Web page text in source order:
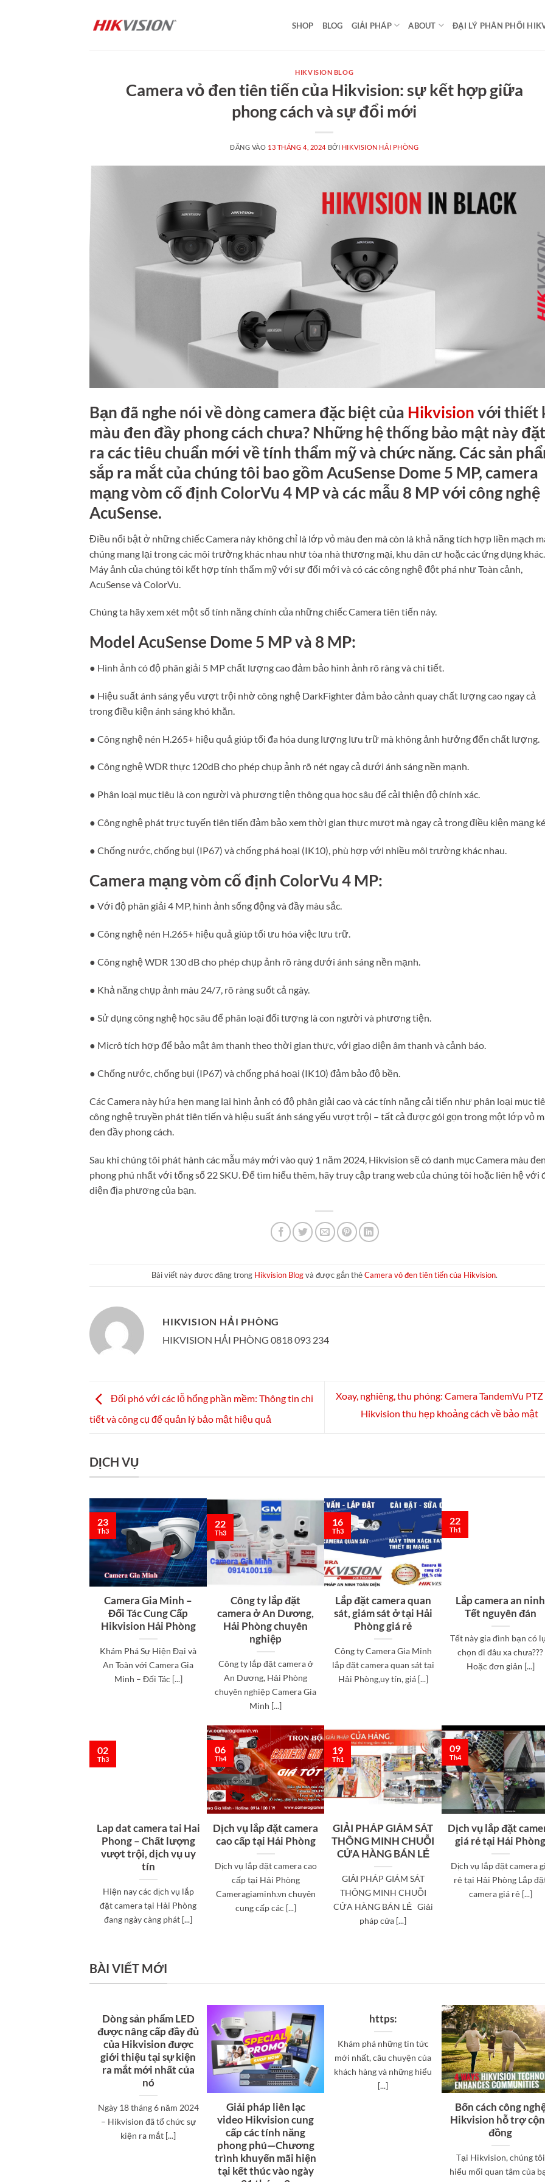
SHOP BLOG GIẢI PHÁP ABOUT ĐẠI LÝ PHÂN PHỐI
HIKVISION BLOG
Camera vỏ đen tiên tiến của Hikvision: sự kết hợp giữa
phong cách và sự đổi mới
ĐĂNG VÀO 13 THÁNG 4, 2024 BỞI HIKVISION HẢI PHÒNG
Bạn đã nghe nói về dòng camera đặc biệt của Hikvision với thiết
màu đen đầy phong cách chưa? Những hệ thống bảo mật này đặt
ra các tiêu chuẩn mới về tính thẩm mỹ và chức năng. Các sản
sắp ra mắt của chúng tôi bao gồm AcuSense Dome 5 MP, camera
mạng vòm cố định ColorVu 4 MP và các mẫu 8 MP với công nghệ
AcuSense.
Điều nổi bật ở những chiếc Camera này không chỉ là lớp vỏ màu đen mà còn là khả năng tích hợp liền mạch
chúng mang lại trong các môi trường khác nhau như tòa nhà thương mại, khu dân cư hoặc các ứng dụng khác.
Máy ảnh của chúng tôi kết hợp tính thẩm mỹ với sự đổi mới và có các công nghệ đột phá như Toàn cảnh,
AcuSense và ColorVu.
Chúng ta hãy xem xét một số tính năng chính của những chiếc Camera tiên tiến này.
Model AcuSense Dome 5 MP và 8 MP:
● Hình ảnh có độ phân giải 5 MP chất lượng cao đảm bảo hình ảnh rõ ràng và chi tiết.
● Hiệu suất ánh sáng yếu vượt trội nhờ công nghệ DarkFighter đảm bảo cảnh quay chất lượng cao ngay cả
trong điều kiện ánh sáng khó khăn.
● Công nghệ nén H.265+ hiệu quả giúp tối đa hóa dung lượng lưu trữ mà không ảnh hưởng đến chất lượng.
● Công nghệ WDR thực 120dB cho phép chụp ảnh rõ nét ngay cả dưới ánh sáng nền mạnh.
● Phân loại mục tiêu là con người và phương tiện thông qua học sâu để cải thiện độ chính xác.
● Công nghệ phát trực tuyến tiên tiến đảm bảo xem thời gian thực mượt mà ngay cả trong điều kiện mạng
● Chống nước, chống bụi (IP67) và chống phá hoại (IK10), phù hợp với nhiều môi trường khác nhau.
Camera mạng vòm cố định ColorVu 4 MP:
● Với độ phân giải 4 MP, hình ảnh sống động và đầy màu sắc.
● Công nghệ nén H.265+ hiệu quả giúp tối ưu hóa việc lưu trữ.
● Công nghệ WDR 130 dB cho phép chụp ảnh rõ ràng dưới ánh sáng nền mạnh.
● Khả năng chụp ảnh màu 24/7, rõ ràng suốt cả ngày.
● Sử dụng công nghệ học sâu để phân loại đối tượng là con người và phương tiện.
● Micrô tích hợp để bảo mật âm thanh theo thời gian thực, với giao diện âm thanh và cảnh báo.
● Chống nước, chống bụi (IP67) và chống phá hoại (IK10) đảm bảo độ bền.
Các Camera này hứa hẹn mang lại hình ảnh có độ phân giải cao và các tính năng cải tiến như phân loại mục
công nghệ truyền phát tiên tiến và hiệu suất ánh sáng yếu vượt trội – tất cả được gói gọn trong một lớp vỏ
đen đầy phong cách.
Sau khi chúng tôi phát hành các mẫu máy mới vào quý 1 năm 2024, Hikvision sẽ có danh mục Camera màu đen
phong phú nhất với tổng số 22 SKU. Để tìm hiểu thêm, hãy truy cập trang web của chúng tôi hoặc liên hệ với
diện địa phương của bạn.
Bài viết này được đăng trong Hikvision Blogvà được gắn thẻCamera vỏ đen tiên tiến của Hikvision.
HIKVISION HẢI PHÒNG
HIKVISION HẢI PHÒNG 0818 093 234
Đối phó với các lỗ hổng phần mềm: Thông tin chi
tiết và công cụ để quản lý bảo mật hiệu quả
Xoay, nghiêng, thu phóng: Camera TandemVu PTZ
Hikvision thu hẹp khoảng cách về bảo mật
DỊCH VỤ
Camera Gia Minh –
Đối Tác Cung Cấp
Hikvision Hải Phòng
Khám Phá Sự Hiện Đại và
An Toàn với Camera Gia
Minh – Đối Tác [...]
23
Th3
Công ty lắp đặt
camera ở An Dương,
Hải Phòng chuyên
nghiệp
Công ty lắp đặt camera ở
An Dương, Hải Phòng
chuyên nghiệp Camera Gia
Minh [...]
22
Th3
Lắp đặt camera quan
sát, giám sát ở tại Hải
Phòng giá rẻ
Công ty Camera Gia Minh
lắp đặt camera quan sát tại
Hải Phòng,uy tín, giá [...]
16
Th3
Lắp camera an ninh
Tết nguyên đán
Tết này gia đình bạn có
chọn đi đâu xa chưa???
Hoặc đơn giản [...]
22
Th1
Lap dat camera tai Hai
Phong – Chất lượng
vượt trội, dịch vụ uy
tín
Hiện nay các dịch vụ lắp
đặt camera tại Hải Phòng
đang ngày càng phát [...]
02
Th3
Dịch vụ lắp đặt camera
cao cấp tại Hải Phòng
Dịch vụ lắp đặt camera cao
cấp tại Hải Phòng
Cameragiaminh.vn chuyên
cung cấp các [...]
06
Th4
GIẢI PHÁP GIÁM SÁT
THÔNG MINH CHUỖI
CỬA HÀNG BÁN LẺ
GIẢI PHÁP GIÁM SÁT
THÔNG MINH CHUỖI
CỬA HÀNG BÁN LẺ Giải
pháp cửa [...]
19
Th1
Dịch vụ lắp đặt
giá rẻ tại Hải Phòng
Dịch vụ lắp đặt camera
rẻ tại Hải Phòng Lắp
camera giá rẻ [...]
09
Th4
BÀI VIẾT MỚI
Dòng sản phẩm LED
được nâng cấp đầy đủ
của Hikvision được
giới thiệu tại sự kiện
ra mắt mới nhất của
nó
Ngày 18 tháng 6 năm 2024
– Hikvision đã tổ chức sự
kiện ra mắt [...]
Giải pháp liên lạc
video Hikvision cung
cấp các tính năng
phong phú—Chương
trình khuyến mãi hiện
tại kết thúc vào ngày
https:
Khám phá những tin tức
mới nhất, câu chuyện của
khách hàng và những hiểu
[...]
Bốn cách công
Hikvision hỗ trợ
đồng
Tại Hikvision, chúng tôi
hiểu mối quan tâm của